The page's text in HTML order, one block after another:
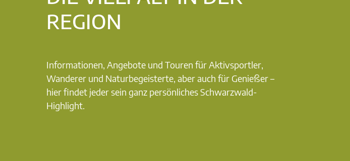
REGION
Informationen, Angebote und Touren für Aktivsportler,
Wanderer und Naturbegeisterte, aber auch für Genießer –
hier findet jeder sein ganz persönliches Schwarzwald-
Highlight.